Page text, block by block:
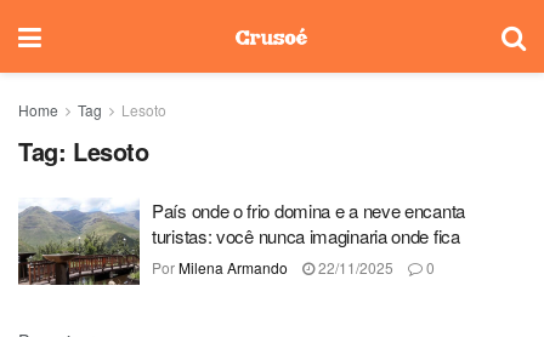
Home Tag Lesoto
Tag: Lesoto
País onde o frio domina e a neve encanta
turistas: você nunca imaginaria onde fica
PorMilena Armando 22/11/2025 0